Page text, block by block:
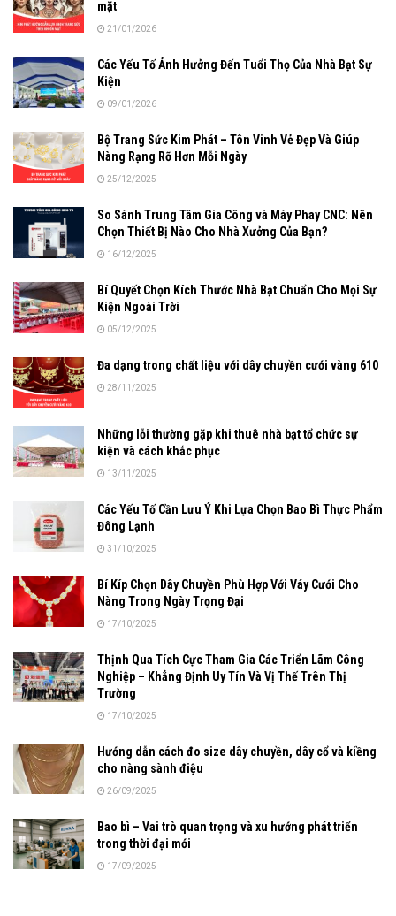
mặt
21/01/2026
Các Yếu Tố Ảnh Hưởng Đến Tuổi Thọ Của Nhà Bạt Sự
Kiện
09/01/2026
Bộ Trang Sức Kim Phát – Tôn Vinh Vẻ Đẹp Và Giúp
Nàng Rạng Rỡ Hơn Mỗi Ngày
25/12/2025
So Sánh Trung Tâm Gia Công và Máy Phay CNC: Nên
Chọn Thiết Bị Nào Cho Nhà Xưởng Của Bạn?
16/12/2025
Bí Quyết Chọn Kích Thước Nhà Bạt Chuẩn Cho Mọi Sự
Kiện Ngoài Trời
05/12/2025
Đa dạng trong chất liệu với dây chuyền cưới vàng 610
28/11/2025
Những lỗi thường gặp khi thuê nhà bạt tổ chức sự
kiện và cách khắc phục
13/11/2025
Các Yếu Tố Cần Lưu Ý Khi Lựa Chọn Bao Bì Thực Phẩm
Đông Lạnh
31/10/2025
Bí Kíp Chọn Dây Chuyền Phù Hợp Với Váy Cưới Cho
Nàng Trong Ngày Trọng Đại
17/10/2025
Thịnh Qua Tích Cực Tham Gia Các Triển Lãm Công
Nghiệp – Khẳng Định Uy Tín Và Vị Thế Trên Thị
Trường
17/10/2025
Hướng dẫn cách đo size dây chuyền, dây cổ và kiềng
cho nàng sành điệu
26/09/2025
Bao bì – Vai trò quan trọng và xu hướng phát triển
trong thời đại mới
17/09/2025